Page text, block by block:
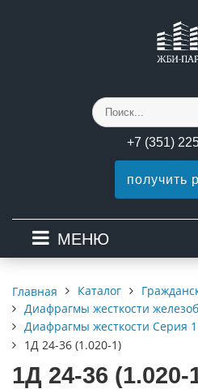
+7 (351)
получить
МЕНЮ
Главная Каталог
Диафрагмы жесткости
Диафрагмы жесткости Серия
1Д 24-36 (1.020-1)
1Д 24-36 (1.020-